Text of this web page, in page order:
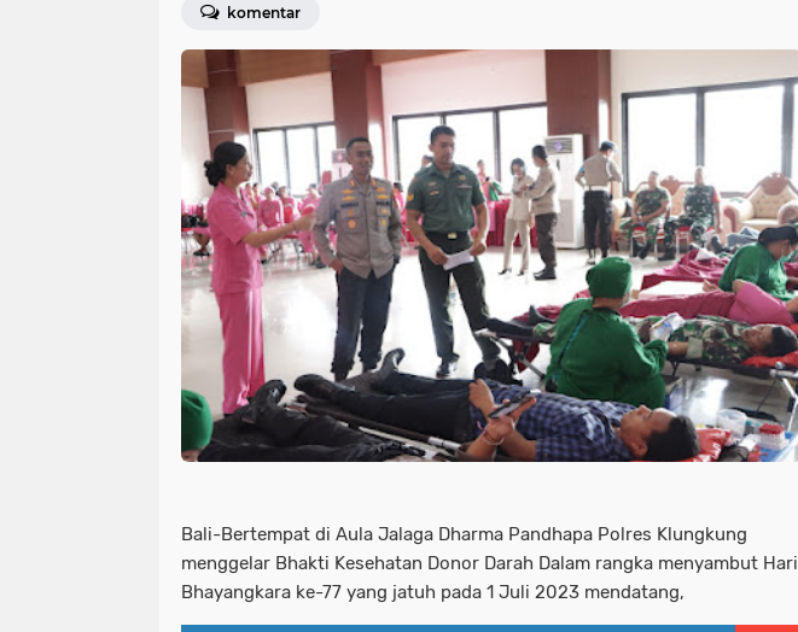
komentar
Bali-Bertempat di Aula Jalaga Dharma Pandhapa Polres Klungkung
menggelar Bhakti Kesehatan Donor Darah Dalam rangka menyambut Hari
Bhayangkara ke-77 yang jatuh pada 1 Juli 2023 mendatang,